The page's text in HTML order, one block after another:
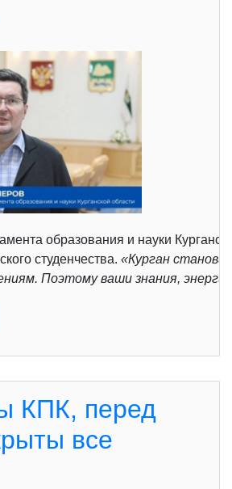
образования и науки
студенчества. «Курган
Поэтому ваши знания,
КПК, перед
все